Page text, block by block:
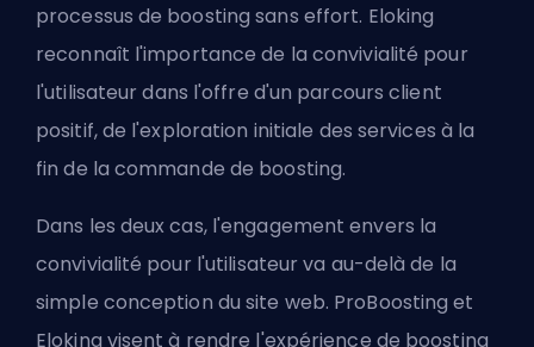
processus de boosting sans effort. Eloking
reconnaît l'importance de la convivialité pour
l'utilisateur dans l'offre d'un parcours client
positif, de l'exploration initiale des services à la
fin de la commande de boosting.
Dans les deux cas, l'engagement envers la
convivialité pour l'utilisateur va au-delà de la
simple conception du site web. ProBoosting et
Eloking visent à rendre l'expérience de boosting